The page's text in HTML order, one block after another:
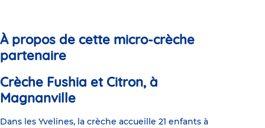
À propos de cette micro-crèche
partenaire
Crèche Fushia et Citron, à
Magnanville
Dans les Yvelines, la crèche accueille 21 enfants à